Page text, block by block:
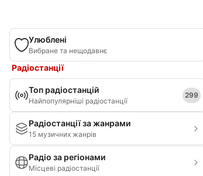
Улюблені
Вибране та нещодавнє
Радіостанції
Топ радіостанцій
Найпопулярніші радіостанції
299
Радіостанції за жанрами
15 музичних жанрів
Радіо за регіонами
Місцеві радіостанції